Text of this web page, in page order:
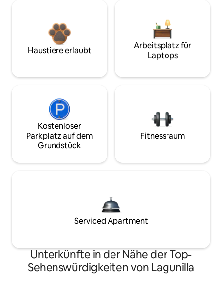
Haustiere erlaubt
Arbeitsplatz für
Laptops
Kostenloser
Parkplatz auf dem
Grundstück
Fitnessraum
Serviced Apartment
Unterkünfte in der Nähe der Top-
Sehenswürdigkeiten von Lagunilla